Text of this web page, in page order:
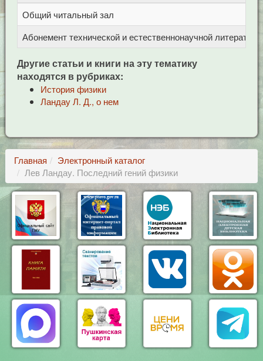
Общий читальный зал
Абонемент технической и естественнонаучной литерат
Другие статьи и книги на эту тематику
находятся в рубриках:
История физики
Ландау Л. Д., о нем
Главная
Электронный каталог
Лев Ландау. Последний гений физики